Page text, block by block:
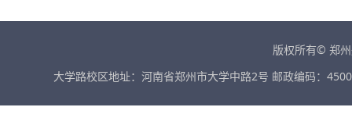
版权所有© 郑
大学路校区地址：河南省郑州市大学中路2号 邮政编码：